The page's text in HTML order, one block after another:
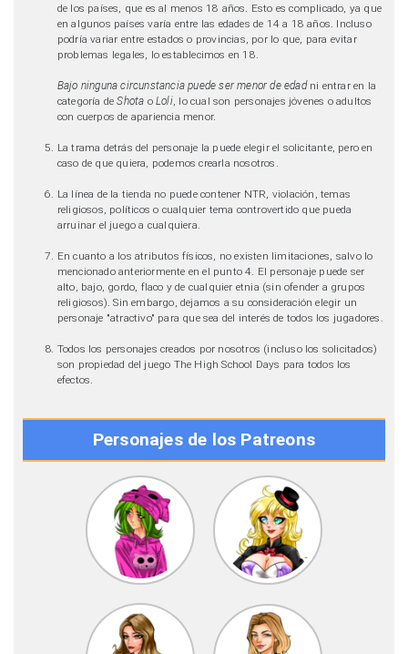
de los países, que es al menos 18 años. Esto es complicado, ya que
en algunos países varía entre las edades de 14 a 18 años. Incluso
podría variar entre estados o provincias, por lo que, para evitar
problemas legales, lo establecimos en 18.
Bajo ninguna circunstancia puede ser menor de edadni entrar en la
categoría deShota oLoli, lo cual son personajes jóvenes o adultos
con cuerpos de apariencia menor.
La trama detrás del personaje la puede elegir el solicitante, pero en
caso de que quiera, podemos crearla nosotros.
La línea de la tienda no puede contener NTR, violación, temas
religiosos, políticos o cualquier tema controvertido que pueda
arruinar el juego a cualquiera.
En cuanto a los atributos físicos, no existen limitaciones, salvo lo
mencionado anteriormente en el punto 4. El personaje puede ser
alto, bajo, gordo, flaco y de cualquier etnia (sin ofender a grupos
religiosos). Sin embargo, dejamos a su consideración elegir un
personaje "atractivo" para que sea del interés de todos los jugadores.
Todos los personajes creados por nosotros (incluso los solicitados)
son propiedad del juego The High School Days para todos los
efectos.
Personajes de los Patreons